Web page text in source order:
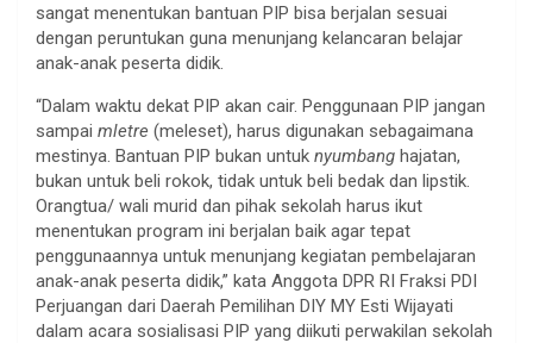
sangat menentukan bantuan PIP bisa berjalan sesuai
dengan peruntukan guna menunjang kelancaran belajar
anak-anak peserta didik.
“Dalam waktu dekat PIP akan cair. Penggunaan PIP jangan
sampai mletre (meleset), harus digunakan sebagaimana
mestinya. Bantuan PIP bukan untuk nyumbang hajatan,
bukan untuk beli rokok, tidak untuk beli bedak dan lipstik.
Orangtua/ wali murid dan pihak sekolah harus ikut
menentukan program ini berjalan baik agar tepat
penggunaannya untuk menunjang kegiatan pembelajaran
anak-anak peserta didik,” kata Anggota DPR RI Fraksi PDI
Perjuangan dari Daerah Pemilihan DIY MY Esti Wijayati
dalam acara sosialisasi PIP yang diikuti perwakilan sekolah